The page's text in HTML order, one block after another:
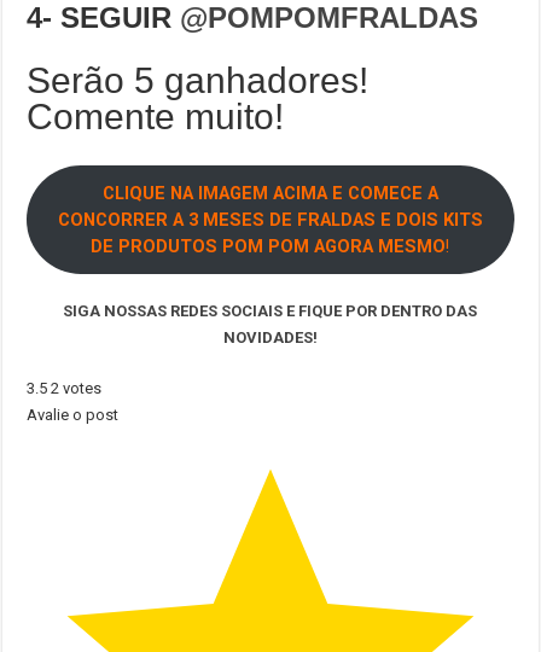
4- SEGUIR @POMPOMFRALDAS
Serão 5 ganhadores!
Comente muito!
CLIQUE NA IMAGEM ACIMA E COMECE A
CONCORRER A 3 MESES DE FRALDAS E DOIS KITS
DE PRODUTOS POM POM AGORA MESMO!
SIGA NOSSAS REDES SOCIAIS E FIQUE POR DENTRO DAS
NOVIDADES!
3.5 2 votes
Avalie o post